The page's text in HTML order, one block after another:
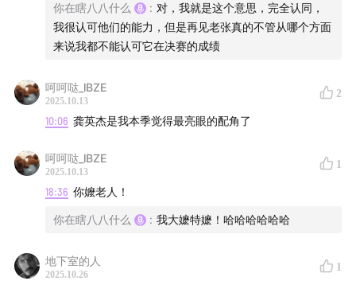
你在瞎八八什么 : 对，我就是这个意思，完全认同，
我很认可他们的能力，但是再见老张真的不管从哪个方面
来说我都不能认可它在决赛的成绩
呵呵哒_lBZE
2025.10.13
2
10:06 龚英杰是我本季觉得最亮眼的配角了
呵呵哒_lBZE
2025.10.13
1
18:36 你嬤老人！
你在瞎八八什么 : 我大嬷特嬷！哈哈哈哈哈哈
地下室的人
2025.10.26
1